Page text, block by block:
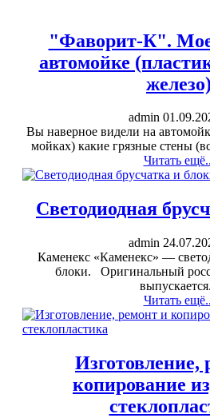
"Фаворит-К".
автомойке
железо)
admin
Вы наверное видели на
мойках) какие грязные стены
Читать
Светодиодная
admin
Каменекс «Каменекс» —
блоки. Оригинальный
Читать
Изготовление,
копирование